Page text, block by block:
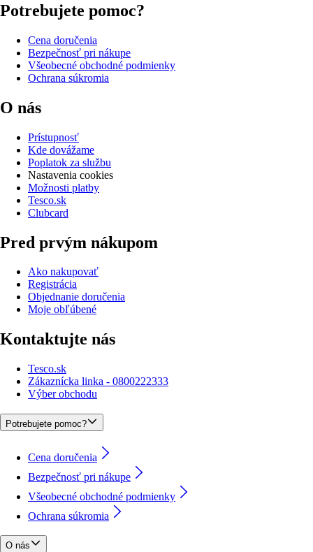
Potrebujete pomoc?
Cena doručenia
Bezpečnosť pri nákupe
Všeobecné obchodné podmienky
Ochrana súkromia
O nás
Prístupnosť
Kde dovážame
Poplatok za službu
Nastavenia cookies
Možnosti platby
Tesco.sk
Clubcard
Pred prvým nákupom
Ako nakupovať
Registrácia
Objednanie doručenia
Moje obľúbené
Kontaktujte nás
Tesco.sk
Zákaznícka linka - 0800222333
Výber obchodu
Potrebujete pomoc?
Cena doručenia
Bezpečnosť pri nákupe
Všeobecné obchodné podmienky
Ochrana súkromia
O nás